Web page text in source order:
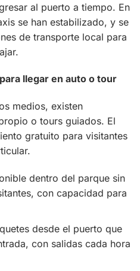
al puerto a tiempo. En
se han estabilizado, y se
de transporte local para
llegar en auto o tour
medios, existen
o tours guiados. El
gratuito para visitantes
dentro del parque sin
con capacidad para
desde el puerto que
con salidas cada hora